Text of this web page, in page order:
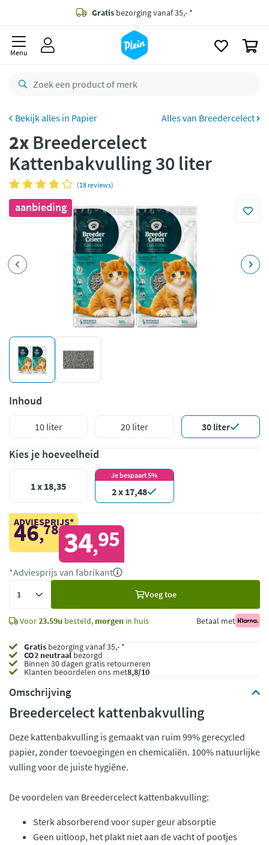
Gratis bezorging vanaf 35,- *
Bestelling uiterlijkmaandag
retourneren
bezorgd
Betaal met Klarna
Menu
Papier Alles van Breedercelect
2x Breedercelect
Kattenbakvulling 30 liter
(18 reviews)
aanbieding
Inhoud
10 liter 20 liter 30 liter
Kies je hoeveelheid
1 x 18,35
Je bespaart 5%
2 x 17,48
ADVIESPRIJS*
46,78 34,95
*Adviesprijs van fabrikant
Voeg toe
Voor23.59u besteld, morgen in huis Betaal met
Gratis bezorging vanaf 35,- *
CO2 neutraalbezorgd
Binnen 30 dagen gratis retourneren
Klanten beoordelen ons met8,8/10
Omschrijving
Breedercelect kattenbakvulling
Deze kattenbakvulling is gemaakt van ruim 99% gerecycled
papier, zonder toevoegingen en chemicaliën. 100% natuurlijke
vulling voor de juiste hygiëne.
De voordelen van Breedercelect kattenbakvulling:
Sterk absorberend voor super geur absorptie
Geen uitloop, het plakt niet aan de vacht of pootjes